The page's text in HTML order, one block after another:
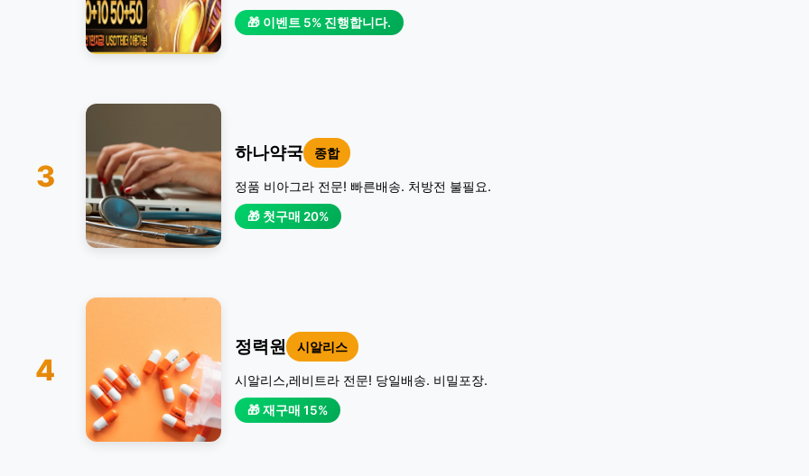
🎁 이벤트 5% 진행합니다.
3
하나약국 종합
정품 비아그라 전문! 빠른배송. 처방전 불필요.
🎁 첫구매 20%
4
정력원 시알리스
시알리스,레비트라 전문! 당일배송. 비밀포장.
🎁 재구매 15%